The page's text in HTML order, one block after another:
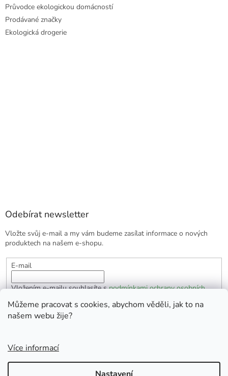
Můžeme pracovat s cookies, abychom věděli, jak to na
našem webu žije?
Více informací
Průvodce ekologickou domácností
Prodávané značky
Ekologická drogerie
Odebírat newsletter
Vložte svůj e-mail a my vám budeme zasílat informace o nových
produktech na našem e-shopu.
E-mail
Vložením e-mailu souhlasíte spodmínkami ochrany osobních
PŘIHLÁSIT SE